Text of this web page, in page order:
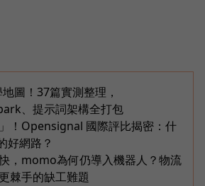
圖！37篇實測整理，
、提示詞架構全打包
！Opensignal 國際評比揭密：什
好網路？
，momo為何仍導入機器人？物流
棘手的缺工難題